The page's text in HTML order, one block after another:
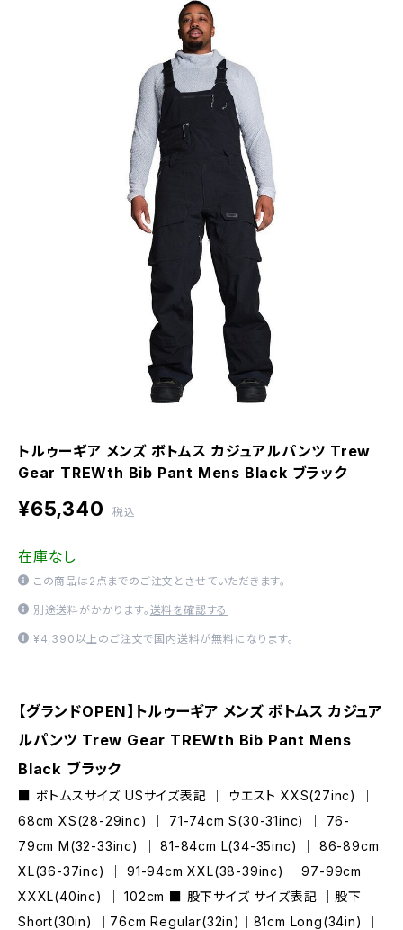
トルゥーギア メンズ ボトムス カジュアルパンツ Trew
Gear TREWth Bib Pant Mens Black ブラック
¥65,340 税込
在庫なし
この商品は2点までのご注文とさせていただきます。
別途送料がかかります。 送料を確認する
¥4,390以上のご注文で国内送料が無料になります。
【グランドOPEN】トルゥーギア メンズ ボトムス カジュア
ルパンツ Trew Gear TREWth Bib Pant Mens
Black ブラック
■ ボトムスサイズ USサイズ表記 ｜ ウエスト XXS(27inc) ｜
68cm XS(28-29inc) ｜ 71-74cm S(30-31inc) ｜ 76-
79cm M(32-33inc) ｜ 81-84cm L(34-35inc) ｜ 86-89cm
XL(36-37inc) ｜ 91-94cm XXL(38-39inc)｜ 97-99cm
XXXL(40inc) ｜ 102cm ■ 股下サイズ サイズ表記 ｜股下
Short(30in) ｜76cm Regular(32in)｜81cm Long(34in) ｜